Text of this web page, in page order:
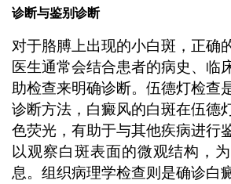
诊断与鉴别诊断
对于胳膊上出现的小白斑，正确
医生通常会结合患者的病史、临
助检查来明确诊断。伍德灯检查
诊断方法，白癜风的白斑在伍德
色荧光，有助于与其他疾病进行
以观察白斑表面的微观结构，
息。组织病理学检查则是确诊白